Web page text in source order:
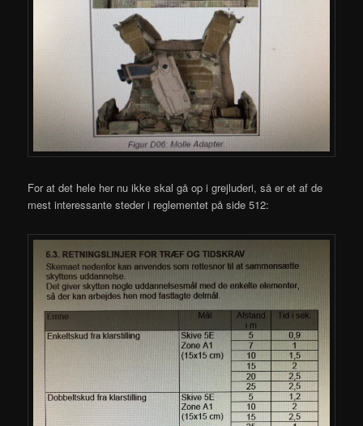
For at det hele her nu ikke skal gå op i grejluderi, så er et af de
mest interessante steder i reglementet på side 512: